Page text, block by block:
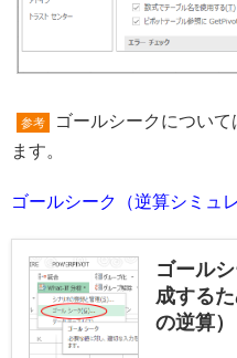
参考
ゴールシークについ
ます。
ゴールシーク（逆算シミュ
ゴール
成する
の逆算）